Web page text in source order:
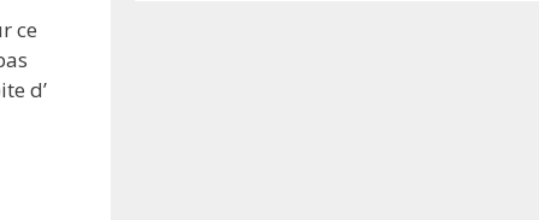
ce
d’